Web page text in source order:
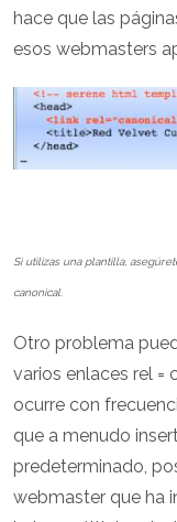
hace que las
esos webmasters
Si utilizas una plantilla,
canonical.
Otro problema
varios enlaces rel =
ocurre con
que a menudo
predeterminado,
webmaster que ha